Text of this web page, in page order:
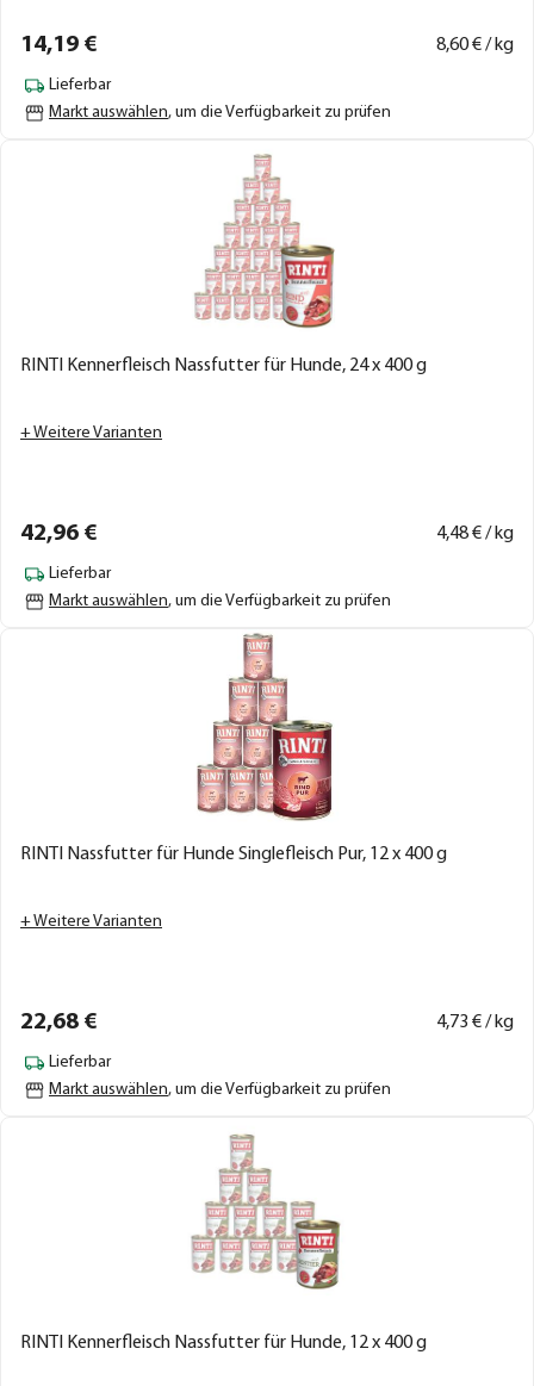
14,19 € 8,60€ / kg
Lieferbar
Markt auswählen, um die Verfügbarkeit zu prüfen
RINTI Kennerfleisch Nassfutter für Hunde, 24 x 400 g
+ Weitere Varianten
42,96 € 4,48€ / kg
Lieferbar
Markt auswählen, um die Verfügbarkeit zu prüfen
RINTI Nassfutter für Hunde Singlefleisch Pur, 12 x 400 g
+ Weitere Varianten
22,68 € 4,73 € / kg
Lieferbar
Markt auswählen, um die Verfügbarkeit zu prüfen
RINTI Kennerfleisch Nassfutter für Hunde, 12 x 400 g